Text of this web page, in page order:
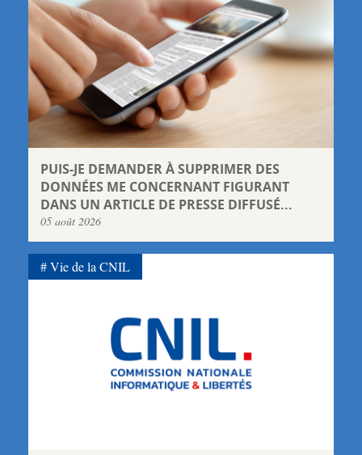
PUIS-JE DEMANDER À SUPPRIMER DES
DONNÉES ME CONCERNANT FIGURANT
DANS UN ARTICLE DE PRESSE DIFFUSÉ...
05 août 2026
Vie de la CNIL